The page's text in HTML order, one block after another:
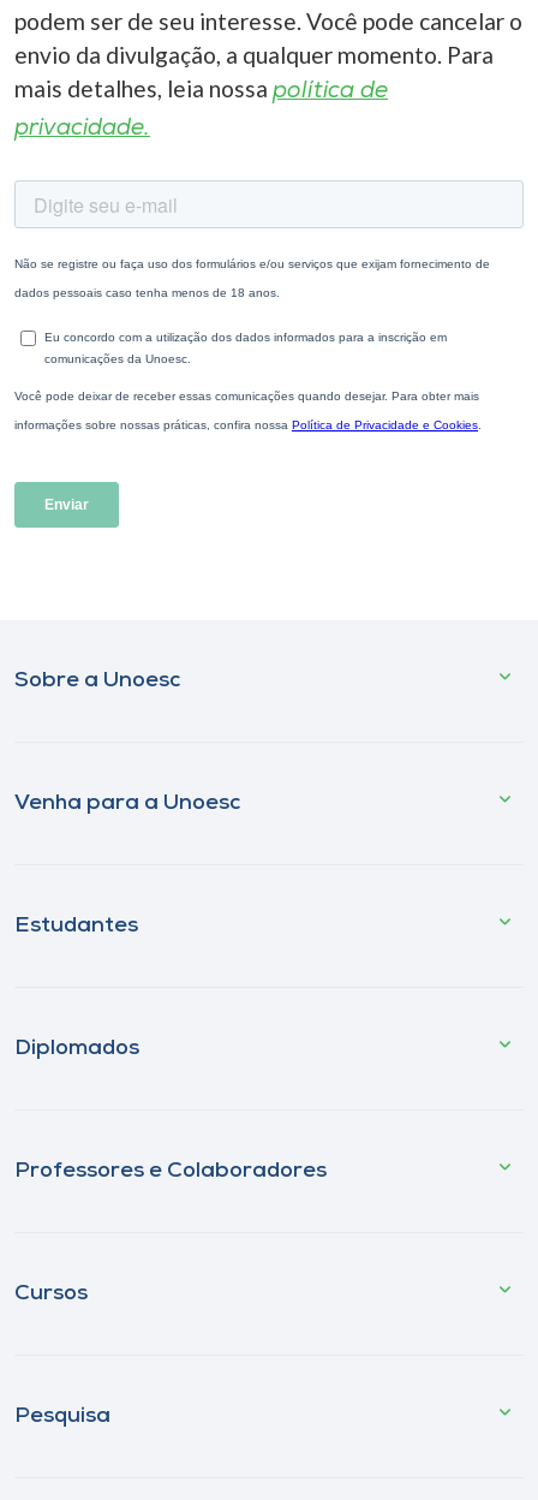
podem ser de seu interesse. Você pode cancelar o
envio da divulgação, a qualquer momento. Para
mais detalhes, leia nossa política de
privacidade.
Sobre a Unoesc
Venha para a Unoesc
Estudantes
Diplomados
Professores e Colaboradores
Cursos
Pesquisa